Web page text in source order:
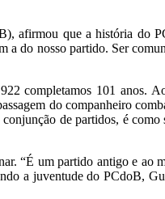
afirmou que a história do
do nosso partido. Ser
completamos 101 anos.
do companheiro
de partidos, é
“É um partido antigo e ao
a juventude do PCdoB,